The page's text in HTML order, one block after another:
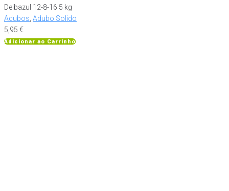
Deibazul 12-8-16 5 kg
Adubos, Adubo Solido
5,95 €
Adicionar ao Carrinho